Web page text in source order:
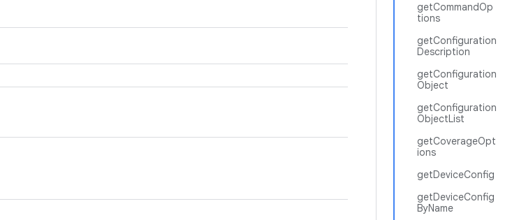
getCommandOp
tions
getConfiguration
Description
getConfiguration
Object
getConfiguration
ObjectList
getCoverageOpt
ions
getDeviceConfig
getDeviceConfig
ByName